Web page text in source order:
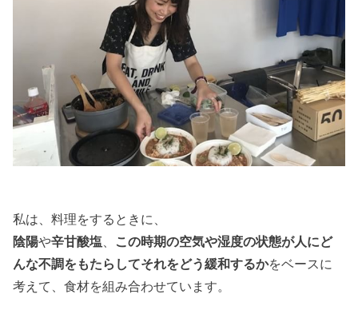
私は、料理をするときに、
陰陽や辛甘酸塩
この時期の空気や湿度の状態が人にど
んな不調をもたらしてそれをどう緩和するかをベースに
考えて、食材を組み合わせています。